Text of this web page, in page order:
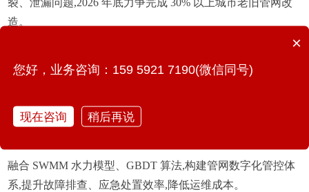
造。
排水领域推进雨污混接治理、易涝片区系统化改造,完善 “厂
网一体” 运行机制,提升城市防洪排涝能力。
全面部署智能监测终端、NB-IoT 通信、数字孪生平台,实现
融合 SWMM 水力模型、GBDT 算法,构建管网数字化管控体
系,提升故障排查、应急处置效率,降低运维成本。
×
您好，业务咨询：159 5921 7190(微信同号)
现在咨询 稍后再说